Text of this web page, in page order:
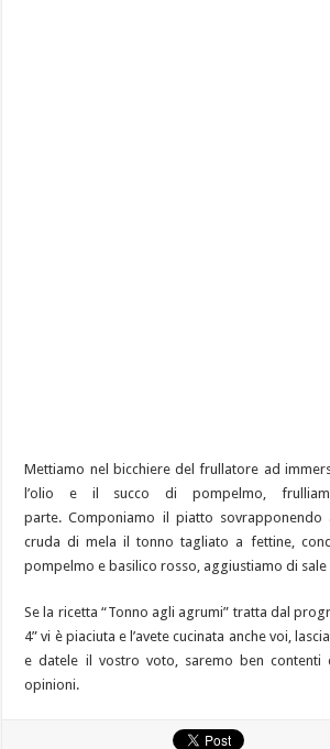
Mettiamo nel bicchiere del frullatore ad
l’olio e il succo di pompelmo,
parte. Componiamo il piatto
cruda di mela il tonno tagliato a fettine,
pompelmo e basilico rosso, aggiustiamo di sale
Se la ricetta “Tonno agli agrumi” tratta dal
4” vi è piaciuta e l’avete cucinata anche voi,
e datele il vostro voto, saremo ben
opinioni.